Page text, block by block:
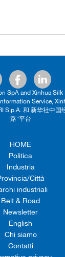
SpA and Xinhua
Service,
S.p.A. 和 新华社中国
路”平台
HOME
Politica
Industria
Città
industriali
Belt & Road
Newsletter
English
Chi siamo
Contatti